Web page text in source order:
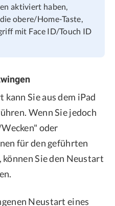
aktiviert haben,
obere/Home-Taste,
mit Face ID/Touch ID
Sie aus dem iPad
Wenn Sie jedoch
oder
für den geführten
Sie den Neustart
Neustart eines